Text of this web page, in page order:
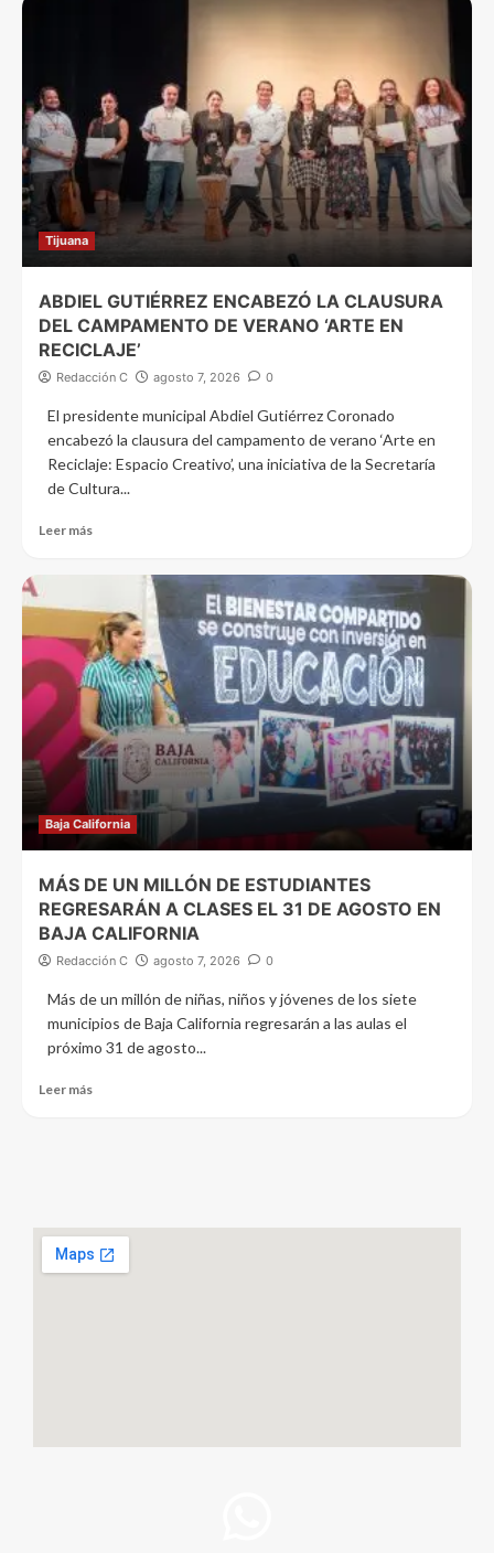
Tijuana
ABDIEL GUTIÉRREZ ENCABEZÓ LA CLAUSURA
DEL CAMPAMENTO DE VERANO ‘ARTE EN
RECICLAJE’
Redacción C agosto 7, 2026 0
El presidente municipal Abdiel Gutiérrez Coronado
encabezó la clausura del campamento de verano ‘Arte en
Reciclaje: Espacio Creativo’, una iniciativa de la Secretaría
de Cultura...
Leer más
Baja California
MÁS DE UN MILLÓN DE ESTUDIANTES
REGRESARÁN A CLASES EL 31 DE AGOSTO EN
BAJA CALIFORNIA
Redacción C agosto 7, 2026 0
Más de un millón de niñas, niños y jóvenes de los siete
municipios de Baja California regresarán a las aulas el
próximo 31 de agosto...
Leer más